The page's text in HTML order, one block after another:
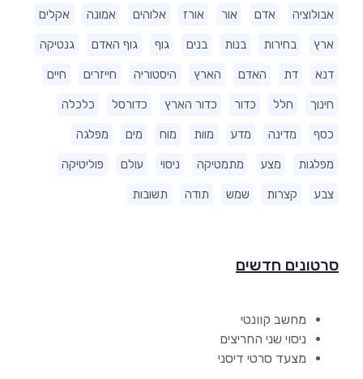
אבולוציה אדם אור אורז אלוהים אמונה אקלים
ארץ בחירות בנות בנים גוף גוף האדם גנטיקה
דנא דת האדם הארץ היסטוריה חייזרים חיים
חינוך חלל כדור כדור הארץ כדורסל כלכלה
כסף מדינה מדע מוות מוח מים מפלגה
מפלגות מצע מתמטיקה ניסוי עולם פוליטיקה
צבע קצרות שמש תודה תשובות
סרטונים חדשים
מחשב קוונטי
ניסוי שני החריצים
מצעד סרטי דיסני